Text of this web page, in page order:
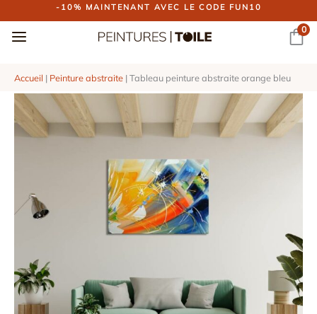
au
contenu
-10% MAINTENANT AVEC LE CODE FUN10
0
Accueil | Peinture abstraite |Tableau peinture abstraite orange bleu